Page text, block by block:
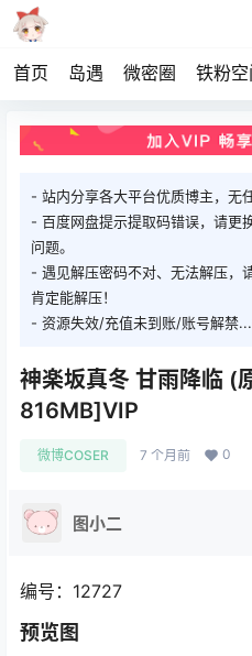
首页 岛遇 微密圈 铁粉空
- 站内分享各大平台优质博主，无
- 百度网盘提示提取码错误，请更
问题。
- 遇见解压密码不对、无法解压，
肯定能解压！
- 资源失效/充值未到账/账号解禁
神楽坂真冬 甘雨降临 (
816MB]VIP
微博COSER 7 个月前 0
图小二
编号：12727
预览图